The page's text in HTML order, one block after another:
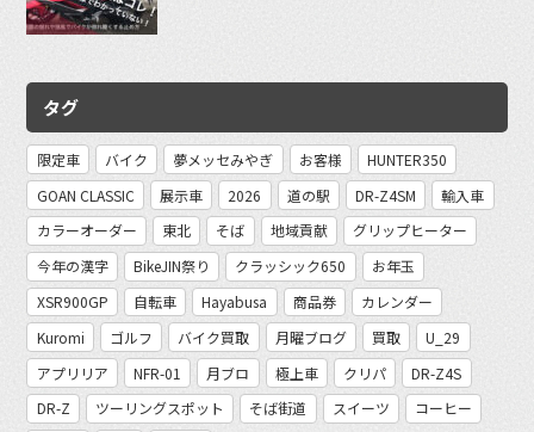
タグ
限定車 バイク 夢メッセみやぎ お客様
HUNTER350
GOAN CLASSIC
展示車 2026 道の駅 DR-Z4SM
輸入車
カラーオーダー
東北 そば 地域貢献
グリップヒーター
今年の漢字
BikeJIN祭り クラッシック650
お年玉
XSR900GP
自転車 Hayabusa 商品券
カレンダー
Kuromi
ゴルフ バイク買取 月曜ブログ 買取
U_29
アプリリア
NFR-01 月ブロ 極上車 クリパ
DR-Z4S
DR-Z
ツーリングスポット そば街道 スイーツ
コーヒー